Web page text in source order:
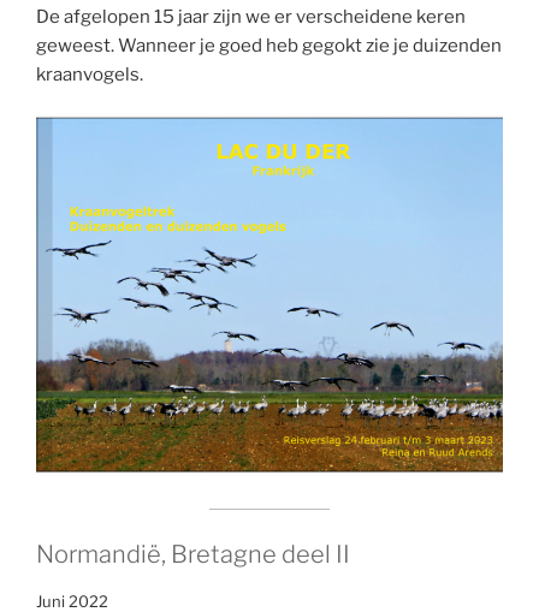
De afgelopen 15 jaar zijn we er verscheidene keren
geweest. Wanneer je goed heb gegokt zie je duizenden
kraanvogels.
Normandië, Bretagne deel II
Juni 2022